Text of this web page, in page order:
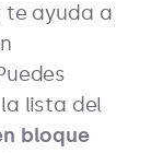
te ayuda a
lista del
bloque